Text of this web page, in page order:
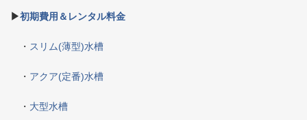
▶初期費用＆レンタル料金
・ スリム(薄型)水槽
・ アクア(定番)水槽
・ 大型水槽